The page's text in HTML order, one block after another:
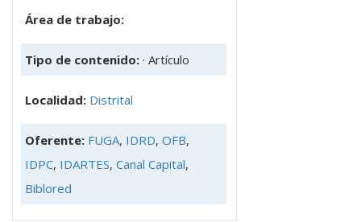
Área de trabajo:
Tipo de contenido: · Artículo
Localidad: Distrital
Oferente: FUGA, IDRD, OFB,
IDPC, IDARTES, Canal Capital,
Biblored